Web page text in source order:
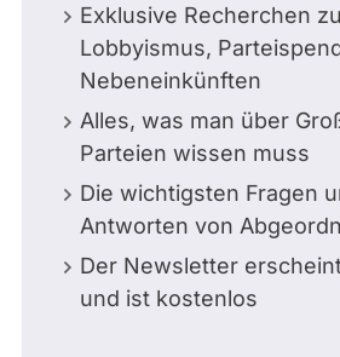
Exklusive Recherchen zu
Lobbyismus,
Nebeneinkünften
Alles, was man über
Parteien wissen muss
Die wichtigsten Fragen
Antworten von
Der Newsletter
und ist kostenlos